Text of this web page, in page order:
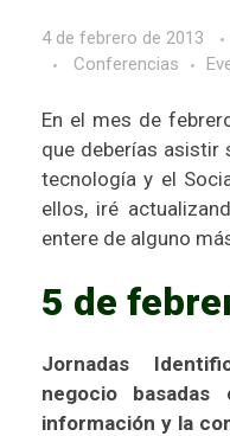
4 de febrero de 2013
Conferencias
En el mes de
que deberías asistir
tecnología y el
ellos, iré
entere de alguno
5 de
Jornadas
negocio
información y la